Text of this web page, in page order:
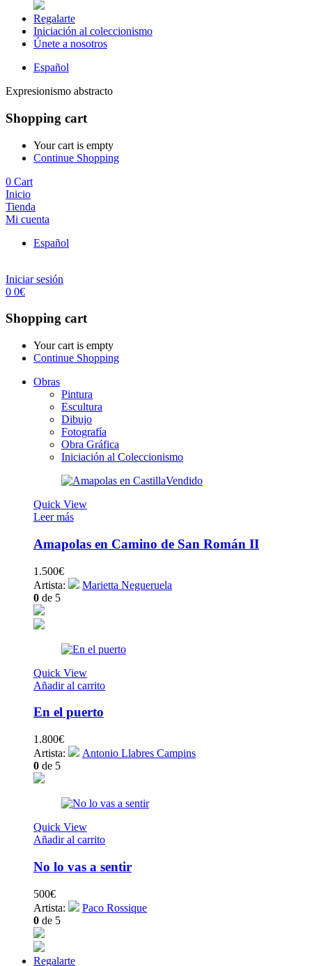
Regalarte
Iniciación al coleccionismo
Únete a nosotros
Español
Expresionismo abstracto
Shopping cart
Your cart is empty
Continue Shopping
0 Cart
Inicio
Tienda
Mi cuenta
Español
Iniciar sesión
0 0€
Shopping cart
Your cart is empty
Continue Shopping
Obras
Pintura
Escultura
Dibujo
Fotografía
Obra Gráfica
Iniciación al Coleccionismo
Vendido
Quick View
Leer más
Amapolas en Camino de San Román II
1.500€
Artista:
Marietta Negueruela
0 de 5
Quick View
Añadir al carrito
En el puerto
1.800€
Artista:
Antonio Llabres Campins
0 de 5
Quick View
Añadir al carrito
No lo vas a sentir
500€
Artista:
Paco Rossique
0 de 5
Regalarte